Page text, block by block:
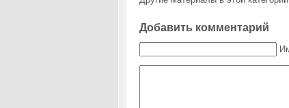
Добавить комментарий